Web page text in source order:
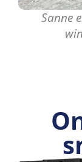
Sanne